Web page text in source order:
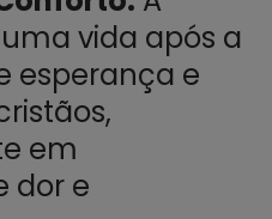
vida após a
esperança e
em
dor e